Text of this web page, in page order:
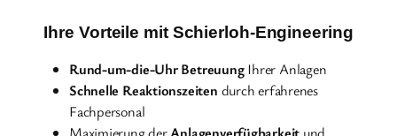
Ihre Vorteile mit Schierloh-Engineering
Rund-um-die-UhrBetreuungIhrer Anlagen
Schnelle Reaktionszeiten durch erfahrenes
Fachpersonal